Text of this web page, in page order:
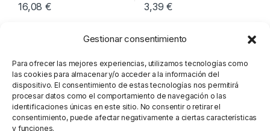
Gestionar consentimiento
Para ofrecer las mejores experiencias, utilizamos tecnologías como
las cookies para almacenar y/o acceder a la información del
dispositivo. El consentimiento de estas tecnologías nos permitirá
procesar datos como el comportamiento de navegación o las
identificaciones únicas en este sitio. No consentir o retirar el
consentimiento, puede afectar negativamente a ciertas características
y funciones.
16,08€ 3,39€